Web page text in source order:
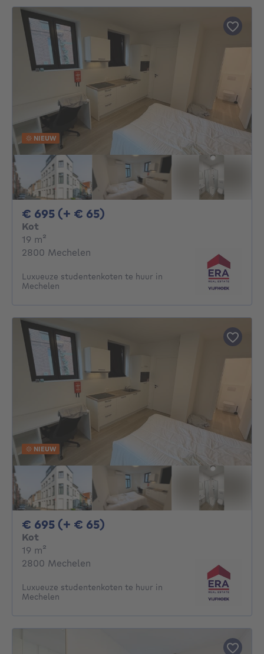
NIEUW
€ 695 (+ € 65)
Kot
19 m²
2800 Mechelen
Luxueuze studentenkoten te huur in
Mechelen
NIEUW
€ 695 (+ € 65)
Kot
19 m²
2800 Mechelen
Luxueuze studentenkoten te huur in
Mechelen